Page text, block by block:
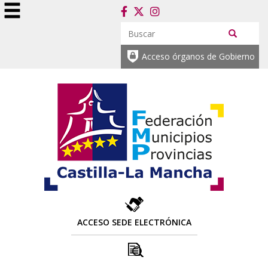
Acceso órganos de Gobierno
ACCESO SEDE ELECTRÓNICA